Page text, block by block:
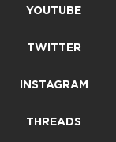
YOUTUBE
TWITTER
INSTAGRAM
THREADS